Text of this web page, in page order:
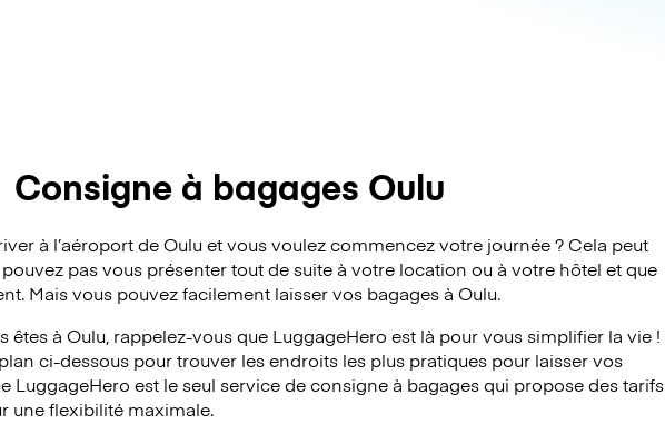
Consigne à bagages Oulu
à l’aéroport de Oulu et vous voulez commencez votre journée ? Cela peut
pas vous présenter tout de suite à votre location ou à votre hôtel et que
Mais vous pouvez facilement laisser vos bagages à Oulu.
êtes à Oulu, rappelez-vous que LuggageHero est là pour vous simplifier la vie !
ci-dessous pour trouver les endroits les plus pratiques pour laisser vos
LuggageHero est le seul service de consigne à bagages qui propose des tarifs
une flexibilité maximale.